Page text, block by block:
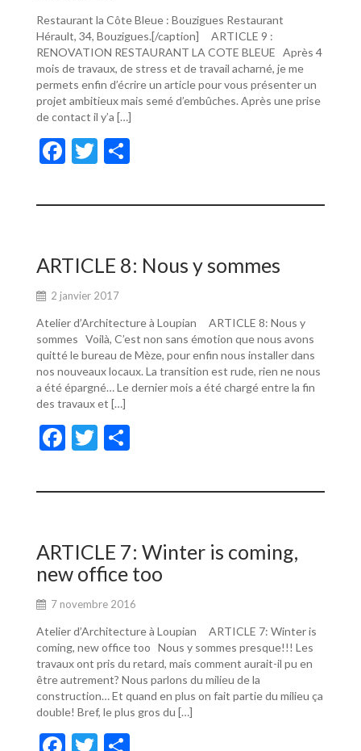
Restaurant la Côte Bleue : Bouzigues Restaurant
Hérault, 34, Bouzigues.[/caption] ARTICLE 9 :
RENOVATION RESTAURANT LA COTE BLEUE Après 4
mois de travaux, de stress et de travail acharné, je me
permets enfin d’écrire un article pour vous présenter un
projet ambitieux mais semé d’embûches. Après une prise
de contact il y’a […]
F
e
o
o
k
T
itt ta
er
ARTICLE 8: Nous y sommes
2 janvier 2017
Atelier d’Architecture à Loupian ARTICLE 8: Nous y
sommes Voilà, C’est non sans émotion que nous avons
quitté le bureau de Mèze, pour enfin nous installer dans
nos nouveaux locaux. La transition est rude, rien ne nous
a été épargné… Le dernier mois a été chargé entre la fin
des travaux et […]
F
e
o
o
k
T
itt ta
er
ARTICLE 7: Winter is coming,
new office too
7 novembre 2016
Atelier d’Architecture à Loupian ARTICLE 7: Winter is
coming, new office too Nous y sommes presque!!! Les
travaux ont pris du retard, mais comment aurait-il pu en
être autrement? Nous parlons du milieu de la
construction… Et quand en plus on fait partie du milieu ça
double! Bref, le plus gros du […]